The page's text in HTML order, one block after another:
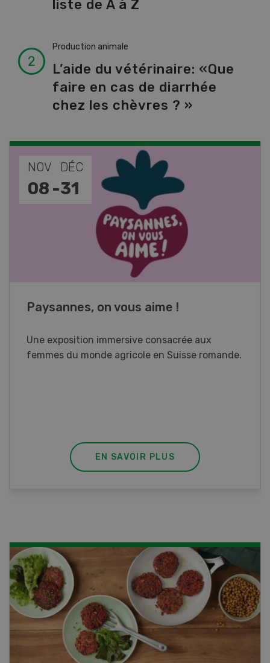
liste de A à Z
Production animale
L’aide du vétérinaire: «Que
faire en cas de diarrhée
chez les chèvres ? »
NOV
17 -
JAN
26
Cours spécialisé Aquaculture
Vous élevez des poissons ou songez à le faire?
Ce cours vous équipe du savoir nécessaire. Si
EN SAVOIR PLUS